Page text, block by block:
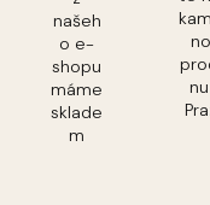
našeh
o e-
shopu
máme
sklade
m